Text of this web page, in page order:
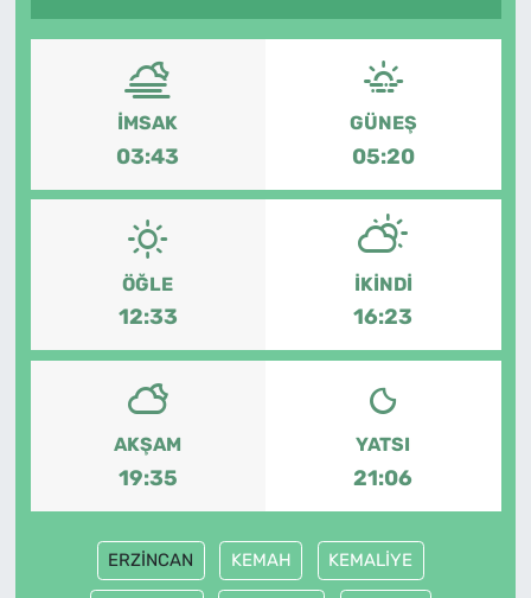
İMSAK
03:43
GÜNEŞ
05:20
ÖĞLE
12:33
İKINDI
16:23
AKŞAM
19:35
YATSI
21:06
ERZİNCAN KEMAH KEMALİYE